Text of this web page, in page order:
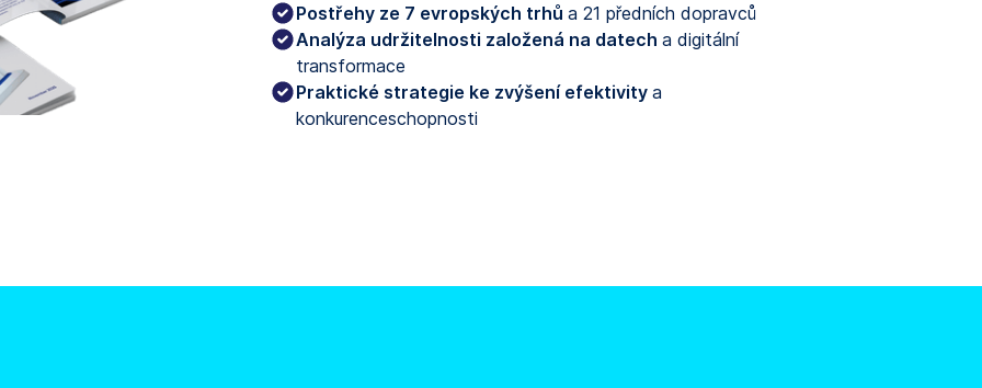
Postřehy ze 7 evropských trhů a 21 předních dopravců
Analýza udržitelnosti založená na datech a digitální
transformace
Praktické strategie ke zvýšení efektivity a
konkurenceschopnosti